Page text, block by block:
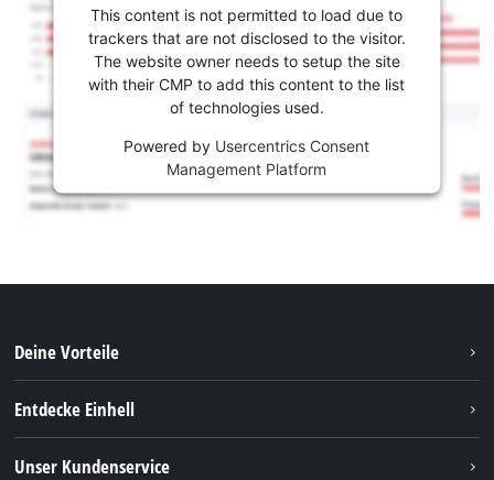
This content is not permitted to load due to
trackers that are not disclosed to the visitor.
The website owner needs to setup the site
with their CMP to add this content to the list
of technologies used.
Powered by Usercentrics Consent
Management Platform
Deine Vorteile
Entdecke Einhell
Unser Kundenservice